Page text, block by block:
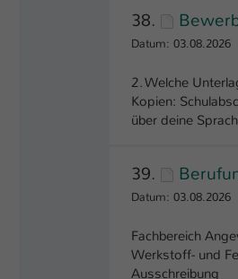
38.
Datum: 03.08.2026
2. Welche
Kopien:
über deine
39.
Datum: 03.08.2026
Fachbereich
Werkstoff- und
Ausschreibung